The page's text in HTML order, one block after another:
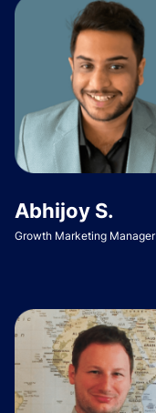
Abhijoy S.
Growth Marketing Manager